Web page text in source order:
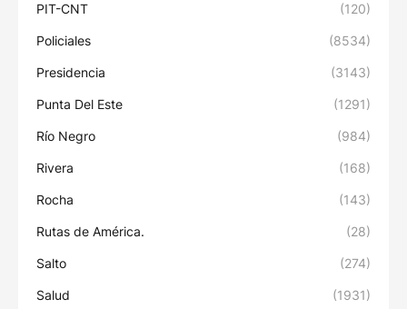
PIT-CNT (120)
Policiales (8534)
Presidencia (3143)
Punta Del Este (1291)
Río Negro (984)
Rivera (168)
Rocha (143)
Rutas de América. (28)
Salto (274)
Salud (1931)